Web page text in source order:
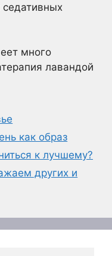
много
лавандой
как образ
к лучшему?
других и